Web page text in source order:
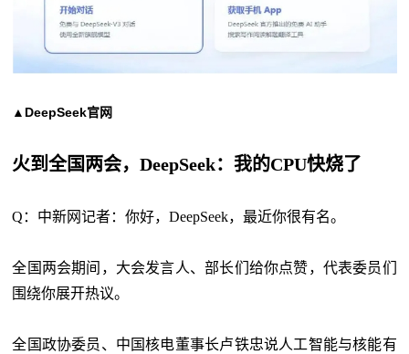
▲DeepSeek官网
火到全国两会，DeepSeek：我的CPU快烧了
Q：中新网记者：你好，DeepSeek，最近你很有名。
全国两会期间，大会发言人、部长们给你点赞，代表委员们
围绕你展开热议。
全国政协委员、中国核电董事长卢铁忠说人工智能与核能有